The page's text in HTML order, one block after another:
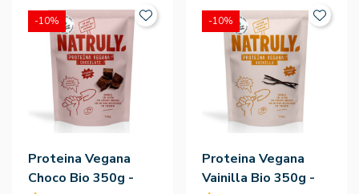
Proteina Vegana
Choco Bio 350g -
-10%
Proteina Vegana
Vainilla Bio 350g -
-10%